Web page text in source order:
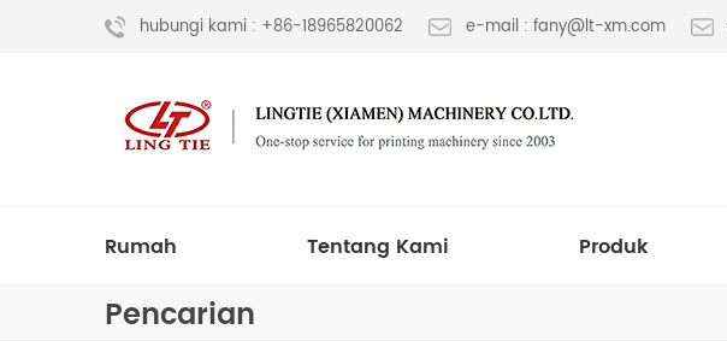
hubungi kami : +86-18965820062 e-mail : fany@lt-xm.com
Rumah Tentang Kami Produk
Pencarian